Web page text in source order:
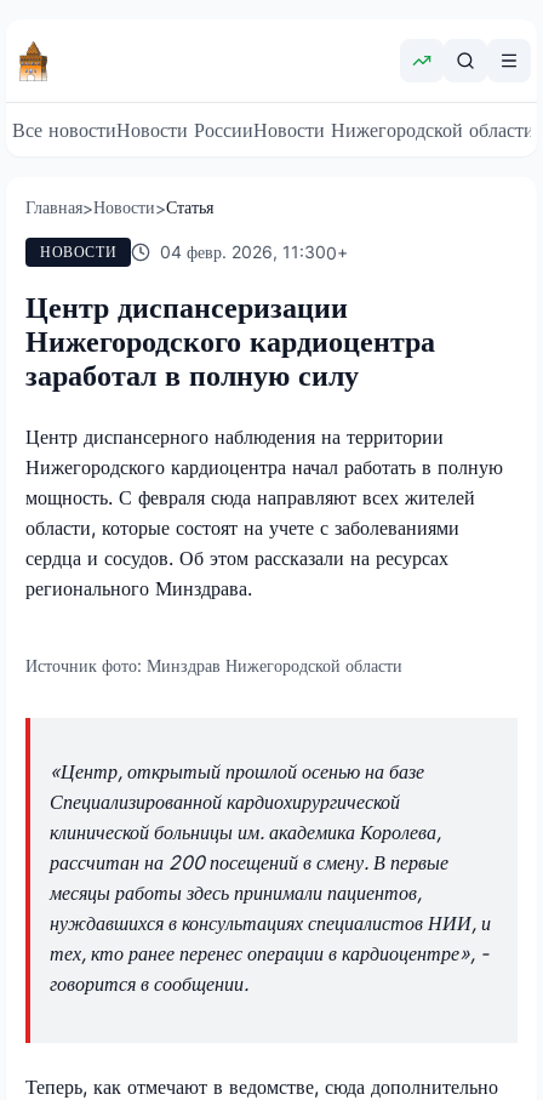
Все новостиНовости РоссииНовости Нижегородской области
Главная>Новости>Статья
НОВОСТИ 04 февр. 2026, 11:300+
Центр диспансеризации
Нижегородского кардиоцентра
заработал в полную силу
Центр диспансерного наблюдения на территории
Нижегородского кардиоцентра начал работать в полную
мощность. С февраля сюда направляют всех жителей
области, которые состоят на учете с заболеваниями
сердца и сосудов. Об этом рассказали на ресурсах
регионального Минздрава.
Источник фото: Минздрав Нижегородской области
«Центр, открытый прошлой осенью на базе
Специализированной кардиохирургической
клинической больницы им. академика Королева,
рассчитан на 200 посещений в смену. В первые
месяцы работы здесь принимали пациентов,
нуждавшихся в консультациях специалистов НИИ, и
тех, кто ранее перенес операции в кардиоцентре», -
говорится в сообщении.
Теперь, как отмечают в ведомстве, сюда дополнительно